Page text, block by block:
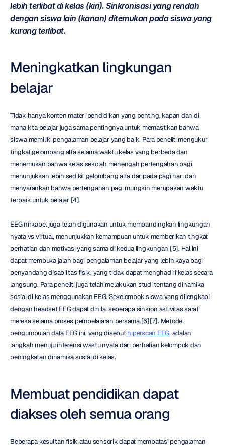
lebih terlibat di kelas (kiri). Sinkronisasi yang rendah
dengan siswa lain (kanan) ditemukan pada siswa yang
kurang terlibat.
Meningkatkan lingkungan
belajar
Tidak hanya konten materi pendidikan yang penting, kapan dan di
mana kita belajar juga sama pentingnya untuk memastikan bahwa
siswa memiliki pengalaman belajar yang baik. Para peneliti mengukur
tingkat gelombang alfa selama waktu kelas yang berbeda dan
menemukan bahwa kelas sekolah menengah pertengahan pagi
menunjukkan lebih sedikit gelombang alfa daripada pagi hari dan
menyarankan bahwa pertengahan pagi mungkin merupakan waktu
terbaik untuk belajar [4].
EEG nirkabel juga telah digunakan untuk membandingkan lingkungan
nyata vs virtual, menunjukkan kemampuan untuk memberikan tingkat
perhatian dan motivasi yang sama di kedua lingkungan [5]. Hal ini
dapat membuka jalan bagi pengalaman belajar yang lebih kaya bagi
penyandang disabilitas fisik, yang tidak dapat menghadiri kelas secara
langsung. Para peneliti juga telah melakukan studi tentang dinamika
sosial di kelas menggunakan EEG. Sekelompok siswa yang dilengkapi
dengan headset EEG dapat dinilai seberapa sinkron aktivitas saraf
mereka selama proses pembelajaran bersama [6][7]. Metode
pengumpulan data EEG ini, yang disebut hiperscan EEG, adalah
langkah menuju inferensi waktu nyata dari perhatian kelompok dan
peningkatan dinamika sosial di kelas.
Membuat pendidikan dapat
diakses oleh semua orang
Beberapa kesulitan fisik atau sensorik dapat membatasi pengalaman